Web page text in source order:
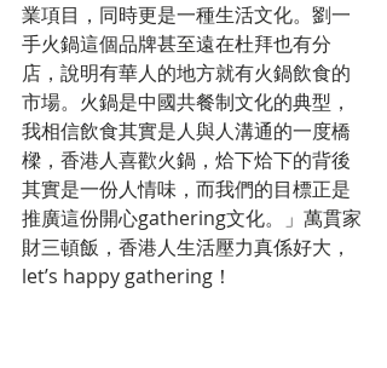
業項目，同時更是一種生活文化。劉一
手火鍋這個品牌甚至遠在杜拜也有分
店，說明有華人的地方就有火鍋飲食的
市場。火鍋是中國共餐制文化的典型，
我相信飲食其實是人與人溝通的一度橋
樑，香港人喜歡火鍋，烚下烚下的背後
其實是一份人情味，而我們的目標正是
推廣這份開心gathering文化。」萬貫家
財三頓飯，香港人生活壓力真係好大，
let’s happy gathering！